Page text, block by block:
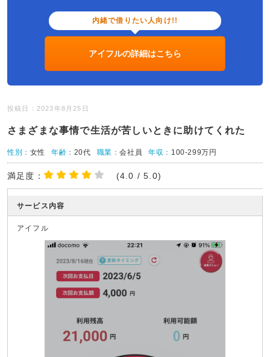
内緒で借りたい人向け!!
アイフルの詳細はこちら
投稿日：2023年8月25日
さまざまな事情で生活が苦しいときに助けてくれた
性別： 女性 年齢： 20代 職業：会社員 年収： 100-299万円
満足度： (4.0 / 5.0)
サービス内容
アイフル